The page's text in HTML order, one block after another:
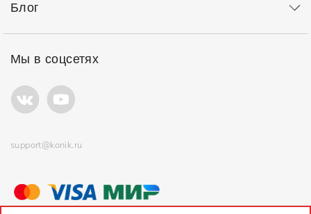
Блог
Мы в соцсетях
support@konik.ru